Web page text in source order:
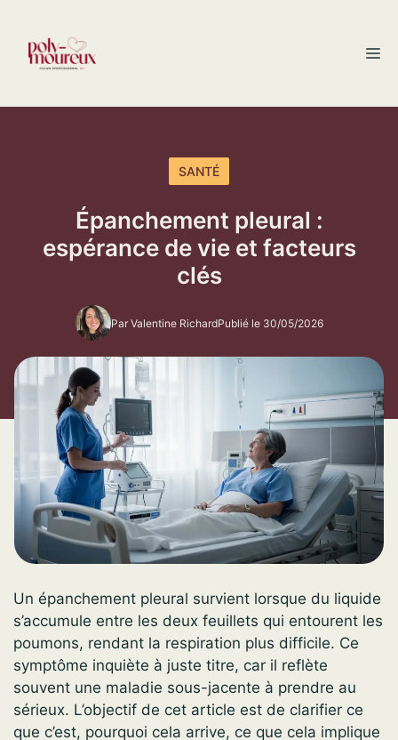
contenu
SANTÉ
Épanchement pleural :
espérance de vie et facteurs
clés
Par Valentine RichardPublié le 30/05/2026
Un épanchement pleural survient lorsque du liquide
s’accumule entre les deux feuillets qui entourent les
poumons, rendant la respiration plus difficile. Ce
symptôme inquiète à juste titre, car il reflète
souvent une maladie sous-jacente à prendre au
sérieux. L’objectif de cet article est de clarifier ce
que c’est, pourquoi cela arrive, ce que cela implique